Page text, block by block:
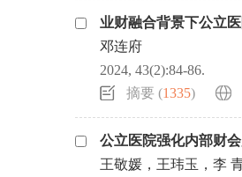
业财融合背景下公立
邓连府
2024, 43(2):84-86.
摘要 (1335)
公立医院强化内部财
王敬媛，王玮玉，李